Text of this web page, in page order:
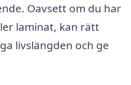
Oavsett om du har
laminat, kan rätt
livslängden och ge